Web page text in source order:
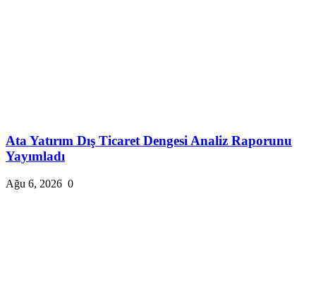
Ata Yatırım Dış Ticaret Dengesi Analiz Raporunu
Yayımladı
Ağu 6, 2026 0